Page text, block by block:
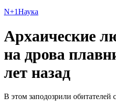
N+1Наука
Архаические
на дрова
лет назад
В этом заподозрили обитателей